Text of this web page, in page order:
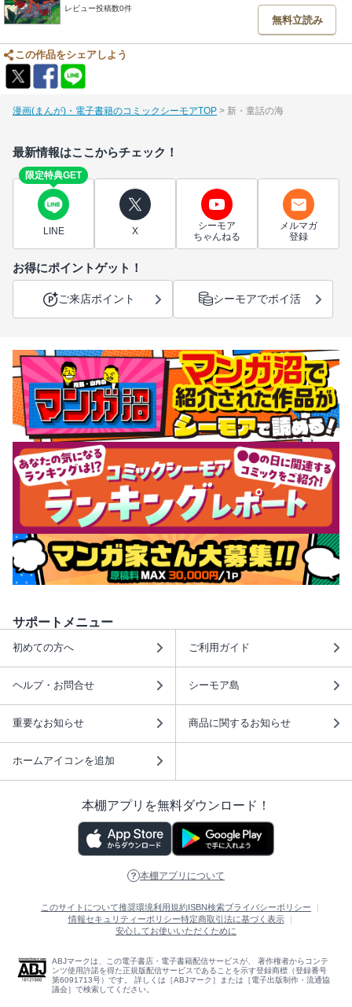
レビュー投稿数0件
無料立読み
この作品をシェアしよう
漫画(まんが)・電子書籍のコミックシーモアTOP 新・童話の海
最新情報はここからチェック！
限定特典GET
LINE X
シーモア
ちゃんねる
メルマガ
登録
お得にポイントゲット！
ご来店ポイント シーモアでポイ活
サポートメニュー
初めての方へ ご利用ガイド
ヘルプ・お問合せ シーモア島
重要なお知らせ 商品に関するお知らせ
ホームアイコンを追加
本棚アプリを無料ダウンロード！
本棚アプリについて
このサイトについて推奨環境利用規約ISBN検索プライバシーポリシー
情報セキュリティーポリシー特定商取引法に基づく表示
安心してお使いいただくために
ABJマークは、この電子書店・電子書籍配信サービスが、 著作権者からコンテ
ンツ使用許諾を得た正規版配信サービスであることを示す登録商標（登録番号
第6091713号）です。 詳しくは［ABJマーク］または［電子出版制作・流通協
議会］で検索してください。